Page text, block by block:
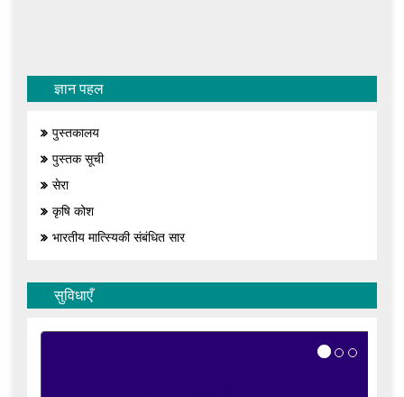
ज्ञान पहल
पुस्तकालय
पुस्तक सूची
सेरा
कृषि कोश
भारतीय मात्स्यिकी संबंधित सार
सुविधाएँ